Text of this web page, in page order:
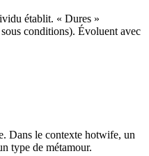
établit. « Dures »
conditions). Évoluent avec
Dans le contexte hotwife, un
type de métamour.